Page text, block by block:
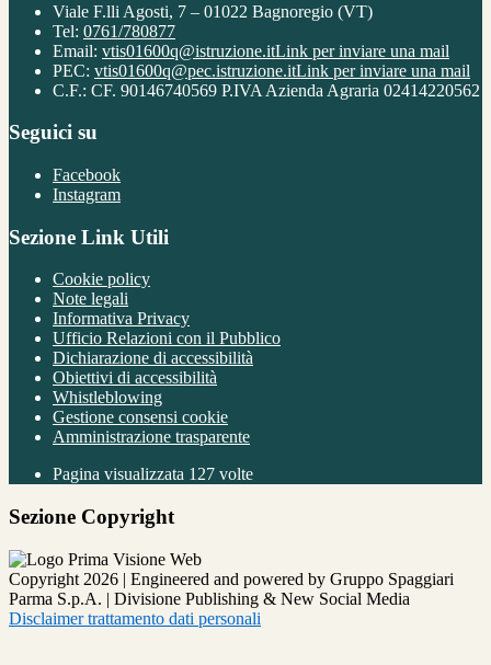
Viale F.lli Agosti, 7 – 01022 Bagnoregio (VT)
Tel: 0761/780877
Email: vtis01600q@istruzione.itLink per inviare una mail
PEC: vtis01600q@pec.istruzione.itLink per inviare una mail
C.F.: CF. 90146740569 P.IVA Azienda Agraria 02414220562
Seguici su
Facebook
Instagram
Sezione Link Utili
Cookie policy
Note legali
Informativa Privacy
Ufficio Relazioni con il Pubblico
Dichiarazione di accessibilità
Obiettivi di accessibilità
Whistleblowing
Gestione consensi cookie
Amministrazione trasparente
Pagina visualizzata 127 volte
Sezione Copyright
Copyright 2026 | Engineered and powered by Gruppo Spaggiari
Parma S.p.A. | Divisione Publishing & New Social Media
Disclaimer trattamento dati personali